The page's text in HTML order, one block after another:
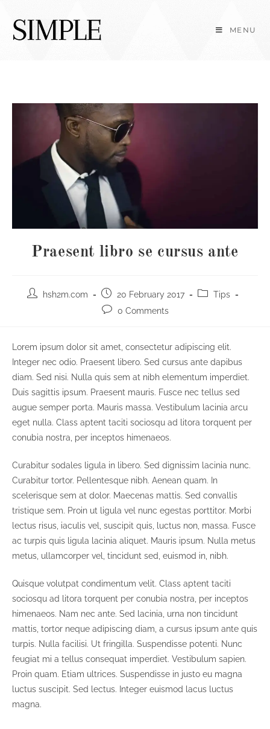
content
MENU
Praesent libro se cursus ante
Posthsh2m.com
Post
published:
20 February 2017
PostTips
Post0 Comments
Lorem ipsum dolor sit amet, consectetur adipiscing elit.
Integer nec odio. Praesent libero. Sed cursus ante dapibus
diam. Sed nisi. Nulla quis sem at nibh elementum imperdiet.
Duis sagittis ipsum. Praesent mauris. Fusce nec tellus sed
augue semper porta. Mauris massa. Vestibulum lacinia arcu
eget nulla. Class aptent taciti sociosqu ad litora torquent per
conubia nostra, per inceptos himenaeos.
Curabitur sodales ligula in libero. Sed dignissim lacinia nunc.
Curabitur tortor. Pellentesque nibh. Aenean quam. In
scelerisque sem at dolor. Maecenas mattis. Sed convallis
tristique sem. Proin ut ligula vel nunc egestas porttitor. Morbi
lectus risus, iaculis vel, suscipit quis, luctus non, massa. Fusce
ac turpis quis ligula lacinia aliquet. Mauris ipsum. Nulla metus
metus, ullamcorper vel, tincidunt sed, euismod in, nibh.
Quisque volutpat condimentum velit. Class aptent taciti
sociosqu ad litora torquent per conubia nostra, per inceptos
himenaeos. Nam nec ante. Sed lacinia, urna non tincidunt
mattis, tortor neque adipiscing diam, a cursus ipsum ante quis
turpis. Nulla facilisi. Ut fringilla. Suspendisse potenti. Nunc
feugiat mi a tellus consequat imperdiet. Vestibulum sapien.
Proin quam. Etiam ultrices. Suspendisse in justo eu magna
luctus suscipit. Sed lectus. Integer euismod lacus luctus
magna.